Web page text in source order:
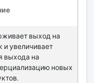
выход на
и увеличивает
выхода на
новых